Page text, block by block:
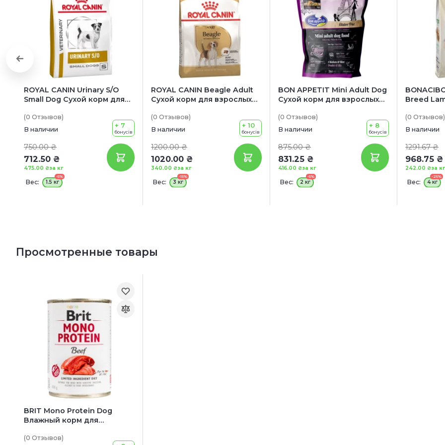
ROYAL CANIN Urinary S/O
Small Dog Сухой корм для
пород с заболеваниями
мочевыводящих путей
(0 Отзывов)
В наличии
750.00 ₴
712.50 ₴
за кг
475.00 ₴
+ 7
бонусів
Вес:
-5%
1.5 кг
ROYAL CANIN Beagle Adult
Сухой корм для взрослых
(0 Отзывов)
В наличии
1200.00 ₴
1020.00 ₴
за кг
340.00 ₴
+ 10
бонусів
Вес:
-15%
3 кг
BON APPETIT Mini Adult Dog
Сухой корм для взрослых
курицей и рисом)
(0 Отзывов)
В наличии
875.00 ₴
831.25 ₴
за кг
416.00 ₴
+ 8
бонусів
Вес:
-5%
2 кг
Breed
мелких
рисом)
(0 Отзывов)
В наличии
1291.67 ₴
968.75 ₴
за кг
242.00 ₴
Вес:
-25%
4 кг
Просмотренные товары
BRIT Mono Protein Dog
Влажный корм для
(с говядиной)
(0 Отзывов)